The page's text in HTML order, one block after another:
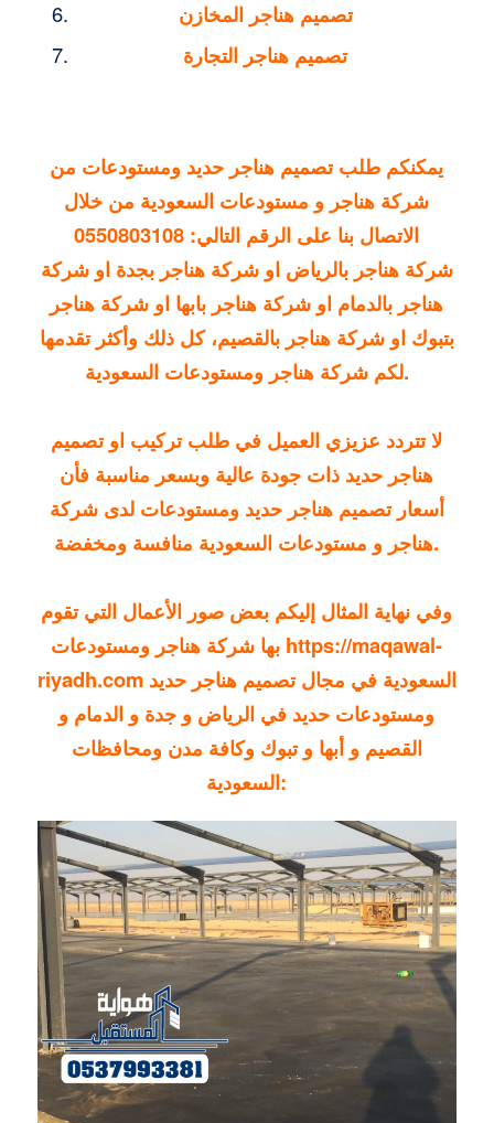
تصميم هناجر المخازن
تصميم هناجر التجارة
يمكنكم طلب تصميم هناجر حديد ومستودعات من
شركة هناجر و مستودعات السعودية من خلال
الاتصال بنا على الرقم التالي: 0550803108
شركة هناجر بالرياض او شركة هناجر بجدة او شركة
هناجر بالدمام او شركة هناجر بابها او شركة هناجر
بتبوك او شركة هناجر بالقصيم، كل ذلك وأكثر تقدمها
لكم شركة هناجر ومستودعات السعودية.
لا تتردد عزيزي العميل في طلب تركيب اوتصميم
هناجر حديد ذات جودة عالية وبسعر مناسبة فأن
أسعار تصميم هناجر حديد ومستودعات لدى شركة
هناجر و مستودعات السعودية منافسة ومخفضة.
وفي نهاية المثال إليكم بعض صور الأعمال التي تقوم
https://maqawal-
riyadh.comالسعودية في مجال تصميم هناجر حديد
ومستودعات حديد في الرياض و جدة و الدمام و
القصيم و أبها و تبوك وكافة مدن ومحافظات
السعودية: